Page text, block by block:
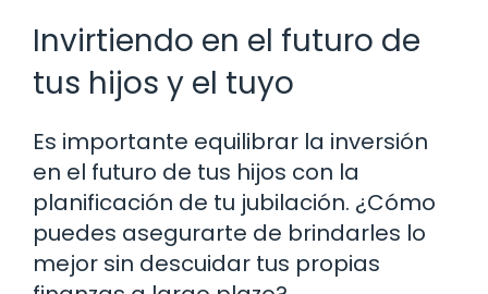
Invirtiendo en el futuro de
tus hijos y el tuyo
Es importante equilibrar la inversión
en el futuro de tus hijos con la
planificación de tu jubilación. ¿Cómo
puedes asegurarte de brindarles lo
mejor sin descuidar tus propias